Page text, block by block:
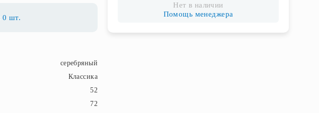
0 шт.
серебряный
Классика
52
72
Нет в наличии
Помощь менеджера